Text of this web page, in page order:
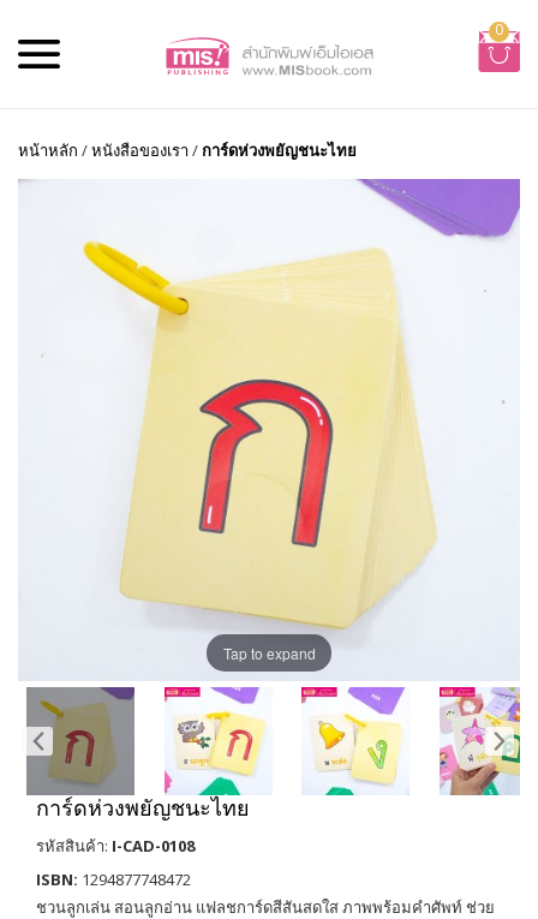
0
หน้าหลัก /หนังสือของเรา /การ์ดห่วงพยัญชนะไทย
Tap to expand
การ์ดห่วงพยัญชนะไทย
รหัสสินค้า: I-CAD-0108
ISBN: 1294877748472
ชวนลูกเล่น สอนลูกอ่าน แฟลชการ์ดสีสันสดใส ภาพพร้อมคำศัพท์ ช่วย